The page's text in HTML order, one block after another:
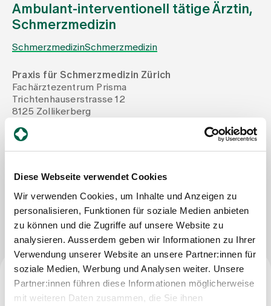
Diese Webseite verwendet Cookies
Wir verwenden Cookies, um Inhalte und Anzeigen zu
personalisieren, Funktionen für soziale Medien anbieten
zu können und die Zugriffe auf unsere Website zu
analysieren. Ausserdem geben wir Informationen zu Ihrer
Verwendung unserer Website an unsere Partner:innen für
soziale Medien, Werbung und Analysen weiter. Unsere
Partner:innen führen diese Informationen möglicherweise
mit weiteren Daten zusammen, die Sie ihnen
Team
Events
Aktuelles
Jobs & Karriere
Kontakt
Babygalerie
Blog
Ambulant-interventionell tätige Ärztin,
Schmerzmedizin
SchmerzmedizinSchmerzmedizin
Praxis für Schmerzmedizin Zürich
Fachärztezentrum Prisma
Trichtenhauserstrasse 12
8125 Zollikerberg
Mail
Fax
+41 43 499 24 29
Nachricht schreiben
Facharzttitel